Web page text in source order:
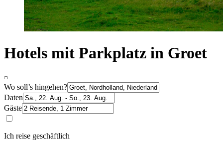
Hotels mit Parkplatz in Groet
Wo soll’s hingehen?
Daten
Gäste
Ich reise geschäftlich